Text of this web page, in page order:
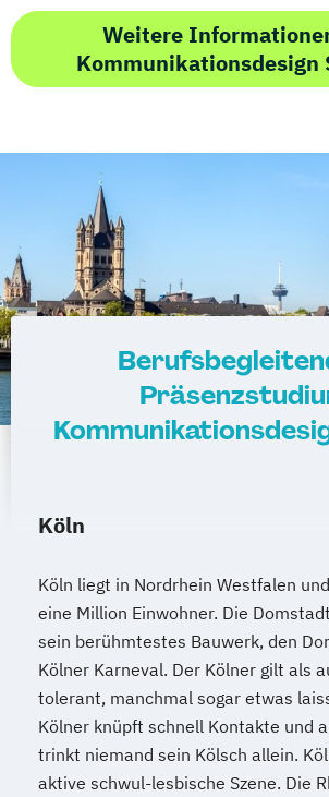
Weitere
Kommunikationsdesign
Köln
Köln liegt in Nordrhein Westfalen
eine Million Einwohner. Die
sein berühmtestes Bauwerk, den
Kölner Karneval. Der Kölner gilt als
tolerant, manchmal sogar etwas
Kölner knüpft schnell Kontakte und
trinkt niemand sein Kölsch allein.
aktive schwul-lesbische Szene. Die